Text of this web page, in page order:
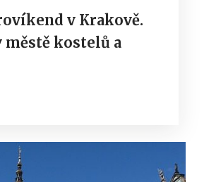
v Krakově.
městě kostelů a